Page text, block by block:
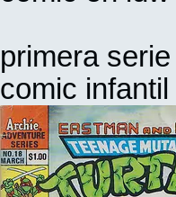
primera
comic